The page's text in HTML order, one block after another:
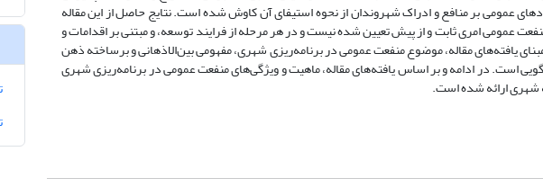
عمومی بر منافع و ادراک شهروندان از نحوه استیفای آن کاوش شده است. نتایج حاصل از این مقاله
عمومی امری ثابت و از پیش تعیین شده نیست و در هر مرحله از فرایند توسعه، و مبتنی بر اقدامات و
یافته‌های مقاله، موضوع منفعت عمومی در برنامه‌ریزی شهری، مفهومی بین‌الاذهانی و برساخته ذهن
است. در ادامه و بر اساس یافته‌های مقاله، ماهیت و ویژگی‌های منفعت عمومی در برنامه‌ریزی شهری
شهری ارائه شده است.